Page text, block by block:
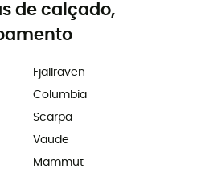
de calçado,
Fjällräven
Columbia
Scarpa
Vaude
Mammut